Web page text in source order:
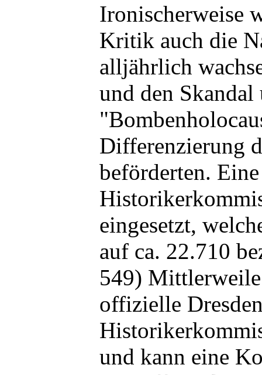
Ironischerweise
Kritik auch die
alljährlich
und den
Differenzierung
beförderten. Eine
eingesetzt,
auf ca. 22.710
549)
offizielle
und kann eine